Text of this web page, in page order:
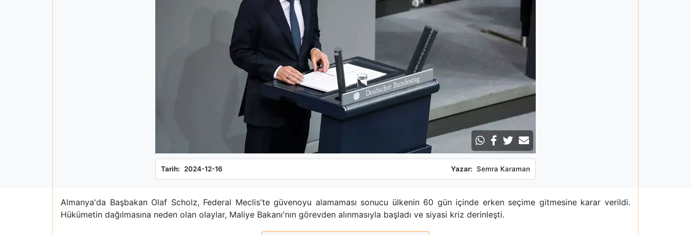
Tarih: 2024-12-16 Yazar: Semra Karaman
Almanya'da Başbakan Olaf Scholz, Federal Meclis'te güvenoyu alamaması sonucu ülkenin 60 gün içinde erken seçime gitmesine karar verildi.
Hükümetin dağılmasına neden olan olaylar, Maliye Bakanı'nın görevden alınmasıyla başladı ve siyasi kriz derinleşti.